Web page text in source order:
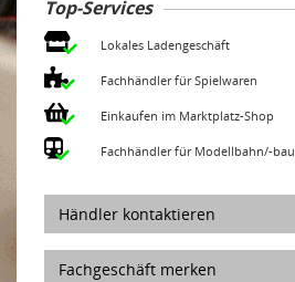
Top-Services
Lokales Ladengeschäft
Fachhändler für Spielwaren
Einkaufen im Marktplatz-Shop
Fachhändler für Modellbahn/-bau
Händler kontaktieren
Fachgeschäft merken